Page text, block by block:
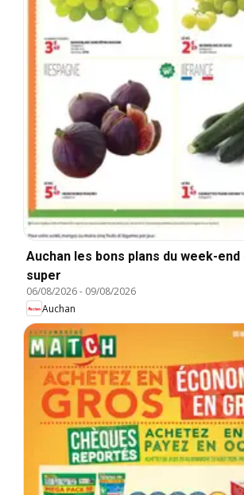
Auchan les bons plans du week-
super
06/08/2026- 09/08/2026
Auchan